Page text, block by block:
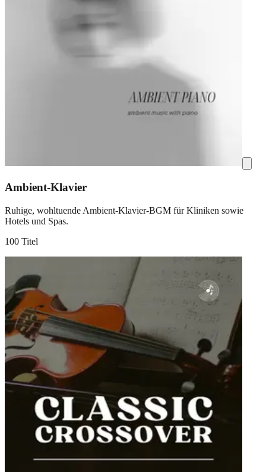
Ambient-Klavier
Ruhige, wohltuende Ambient-Klavier-BGM für Kliniken sowie
Hotels und Spas.
100 Titel